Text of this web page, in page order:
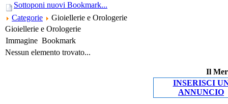
Sottoponi nuovi Bookmark...
Categorie
Gioiellerie e Orologerie
Gioiellerie e Orologerie
Immagine Bookmark
Nessun elemento trovato...
Il
INSERISCI
ANNUNCIO